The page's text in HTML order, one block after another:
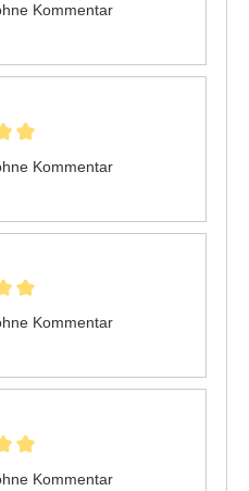
Kommentar
Kommentar
Kommentar
Kommentar